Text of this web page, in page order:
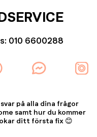
010 6600288
på alla dina frågor
samt hur du kommer
ditt första fix 😊